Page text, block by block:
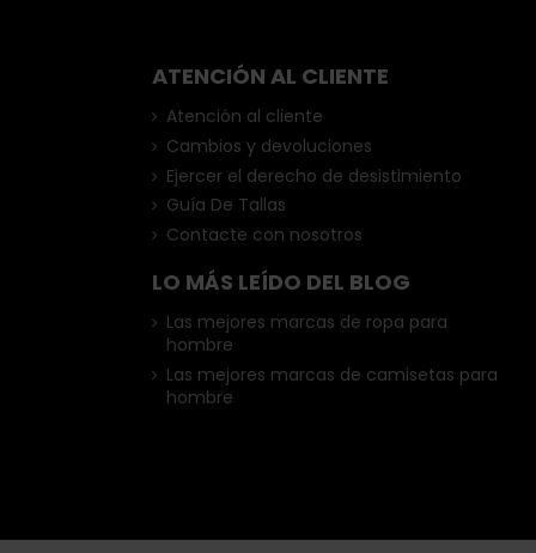
ATENCIÓN AL CLIENTE
Atención al cliente
Cambios y devoluciones
Ejercer el derecho de desistimiento
Guía De Tallas
Contacte con nosotros
LO MÁS LEÍDO DEL BLOG
Las mejores marcas de ropa para
hombre
Las mejores marcas de camisetas para
hombre